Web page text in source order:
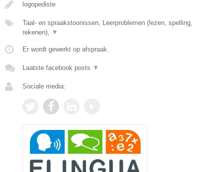
logopediste
Taal- en spraakstoonissen, Leerproblemen (lezen, spelling,
rekenen), ▼
Er wordt gewerkt op afspraak.
Laatste facebook posts ▼
Sociale media: